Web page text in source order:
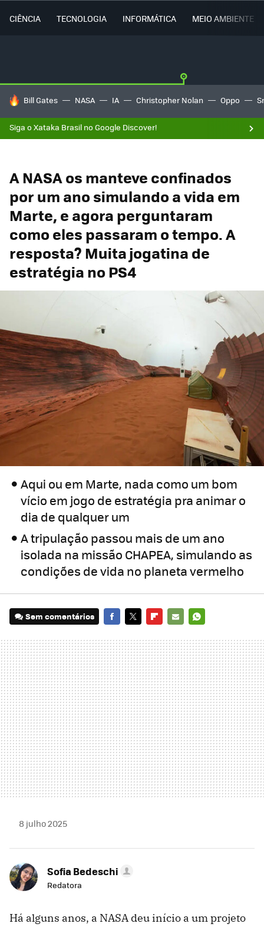
CIÊNCIA TECNOLOGIA INFORMÁTICA MEIO AMBIENTE
TENDÊNCIAS DO DIA
Bill Gates NASA IA Christopher Nolan Oppo
Siga o Xataka Brasil no Google Discover!
A NASA os manteve confinados
por um ano simulando a vida em
Marte, e agora perguntaram
como eles passaram o tempo. A
resposta? Muita jogatina de
estratégia no PS4
Aqui ou em Marte, nada como um bom
vício em jogo de estratégia pra animar o
dia de qualquer um
A tripulação passou mais de um ano
isolada na missão CHAPEA, simulando as
condições de vida no planeta vermelho
Sem comentários
MAIL
8 julho 2025
Sofia Bedeschi
Redatora
Há alguns anos, a NASA deu início a um projeto